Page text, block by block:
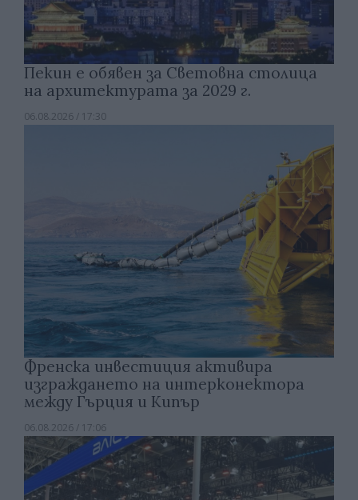
Пекин е обявен за Световна столица
на архитектурата за 2029 г.
06.08.2026 / 17:30
Френска инвестиция активира
изграждането на интерконектора
между Гърция и Кипър
06.08.2026 / 17:06